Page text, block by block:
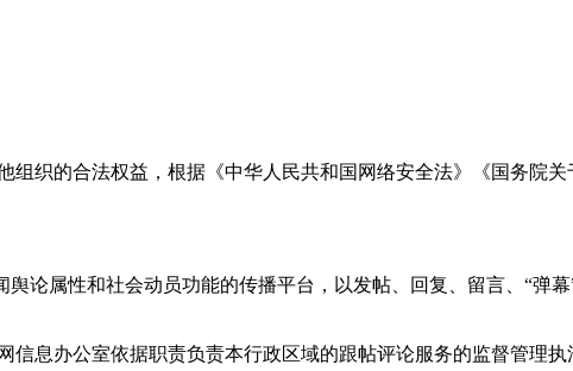
织的合法权益，根据《中华人民共和国网络安全法》《国务院
论属性和社会动员功能的传播平台，以发帖、回复、留言、“弹
息办公室依据职责负责本行政区域的跟帖评论服务的监督管理执